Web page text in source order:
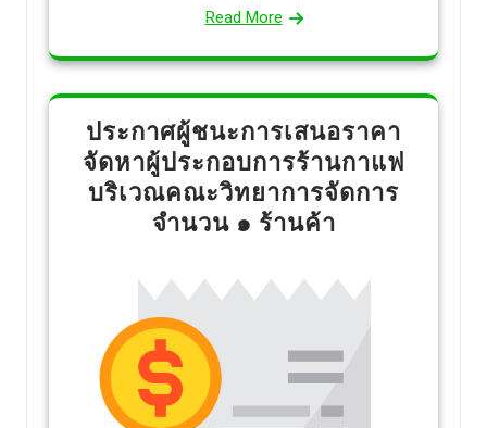
Read More
ประกาศผู้ชนะการเสนอราคา
จัดหาผู้ประกอบการร้านกาแฟ
บริเวณคณะวิทยาการจัดการ
จำนวน ๑ ร้านค้า